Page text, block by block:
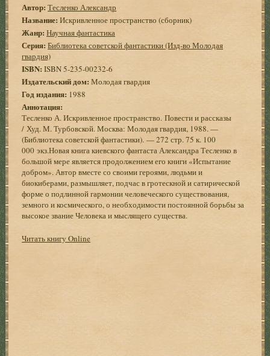
Автор: Тесленко Александр
Название: Искривленное пространство (сборник)
Жанр: Научная фантастика
Серия: Библиотека советской фантастики (Изд-во Молодая
гвардия)
ISBN: ISBN 5-235-00232-6
Издательский дом: Молодая гвардия
Год издания: 1988
Аннотация:
Тесленко А. Искривленное пространство. Повести и рассказы
/ Худ. М. Турбовской. Москва: Молодая гвардия, 1988. —
(Библиотека советской фантастики). — 272 стр. 75 к. 100
000 экз.Новая книга киевского фантаста Александра Тесленко в
большой мере является продолжением его книги «Испытание
добром». Автор вместе со своими героями, людьми и
биокиберами, размышляет, подчас в гротескной и сатирической
форме о подлинной гармонии человеческого существования,
земного и космического, о необходимости постоянной борьбы за
высокое звание Человека и мыслящего существа.
Читать книгу Online